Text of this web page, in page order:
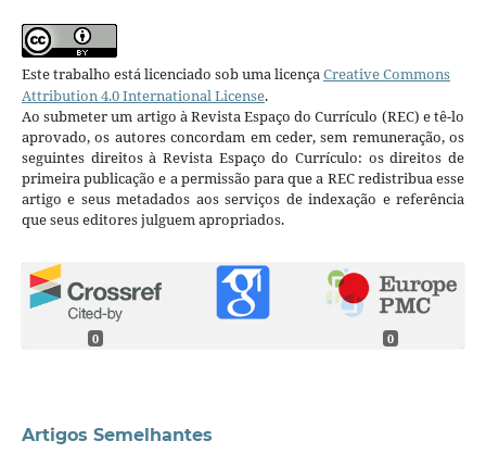
Este trabalho está licenciado sob uma licençaCreative Commons
Attribution 4.0 International License.
Ao submeter um artigo à Revista Espaço do Currículo (REC) e tê-lo
aprovado, os autores concordam em ceder, sem remuneração, os
seguintes direitos à Revista Espaço do Currículo: os direitos de
primeira publicação e a permissão para que a REC redistribua esse
artigo e seus metadados aos serviços de indexação e referência
que seus editores julguem apropriados.
0 0
Artigos Semelhantes